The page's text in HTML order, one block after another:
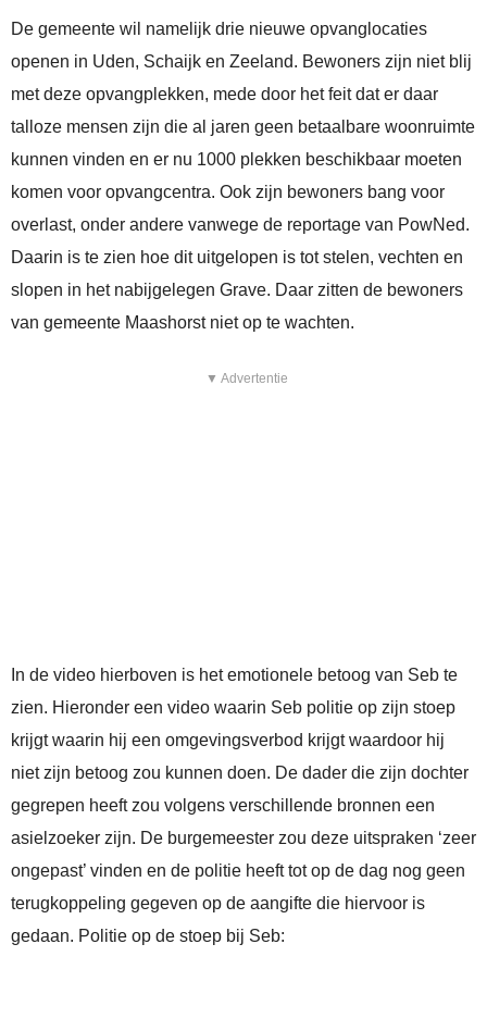
De gemeente wil namelijk drie nieuwe opvanglocaties
openen in Uden, Schaijk en Zeeland. Bewoners zijn niet blij
met deze opvangplekken, mede door het feit dat er daar
talloze mensen zijn die al jaren geen betaalbare woonruimte
kunnen vinden en er nu 1000 plekken beschikbaar moeten
komen voor opvangcentra. Ook zijn bewoners bang voor
overlast, onder andere vanwege de reportage van PowNed.
Daarin is te zien hoe dit uitgelopen is tot stelen, vechten en
slopen in het nabijgelegen Grave. Daar zitten de bewoners
van gemeente Maashorst niet op te wachten.
▼ Advertentie
In de video hierboven is het emotionele betoog van Seb te
zien. Hieronder een video waarin Seb politie op zijn stoep
krijgt waarin hij een omgevingsverbod krijgt waardoor hij
niet zijn betoog zou kunnen doen. De dader die zijn dochter
gegrepen heeft zou volgens verschillende bronnen een
asielzoeker zijn. De burgemeester zou deze uitspraken ‘zeer
ongepast’ vinden en de politie heeft tot op de dag nog geen
terugkoppeling gegeven op de aangifte die hiervoor is
gedaan. Politie op de stoep bij Seb: